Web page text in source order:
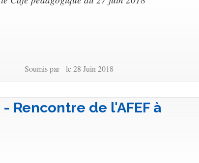
Soumis par le 28 Juin 2018
Rencontre de l'AFEF à